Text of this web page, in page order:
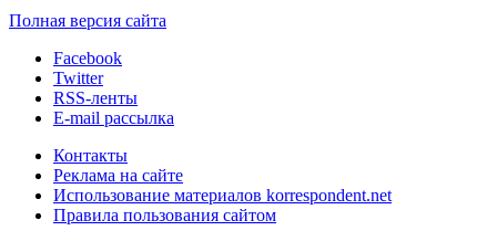
Полная версия сайта
Facebook
Twitter
RSS-ленты
E-mail рассылка
Контакты
Реклама на сайте
Использование материалов korrespondent.net
Правила пользования сайтом